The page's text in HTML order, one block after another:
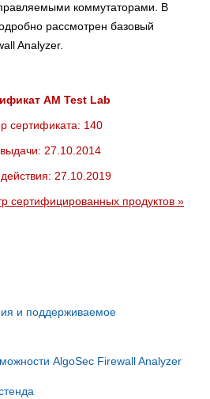
коммутаторами. В
рассмотрен базовый
Analyzer.
AM Test Lab
сертификата: 140
27.10.2014
27.10.2019
сертифицированных продуктов »
и поддерживаемое
AlgoSec Firewall Analyzer